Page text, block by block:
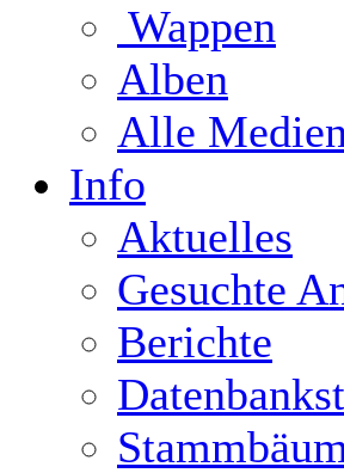
Wappen
Alben
Alle Medien
Info
Aktuelles
Gesuchte
Berichte